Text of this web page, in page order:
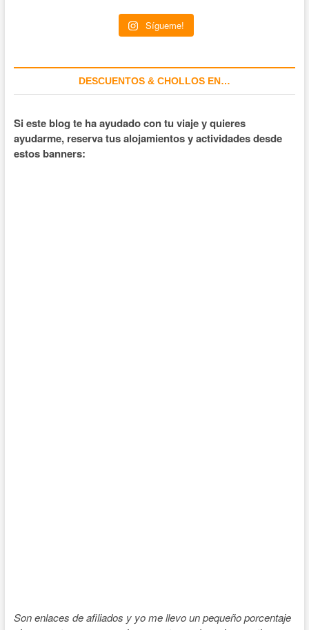
Sígueme!
DESCUENTOS & CHOLLOS EN…
Si este blog te ha ayudado con tu viaje y quieres
ayudarme, reserva tus alojamientos y actividades desde
estos banners:
Son enlaces de afiliados y yo me llevo un pequeño porcentaje